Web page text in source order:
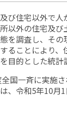
び住宅以外で人
以外の住宅及び
を調査し、その
ることにより、
目的とした統計
国一斉に実施
、令和5年10月